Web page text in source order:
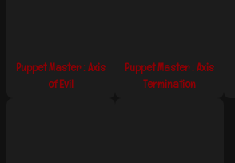
Puppet Master : Axis
of Evil
Puppet Master : Axis
Termination